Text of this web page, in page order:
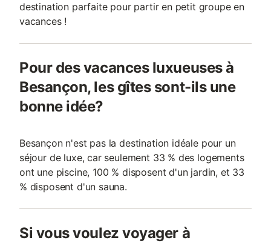
destination parfaite pour partir en petit groupe en
vacances !
Pour des vacances luxueuses à
Besançon, les gîtes sont-ils une
bonne idée?
Besançon n'est pas la destination idéale pour un
séjour de luxe, car seulement 33 % des logements
ont une piscine, 100 % disposent d'un jardin, et 33
% disposent d'un sauna.
Si vous voulez voyager à